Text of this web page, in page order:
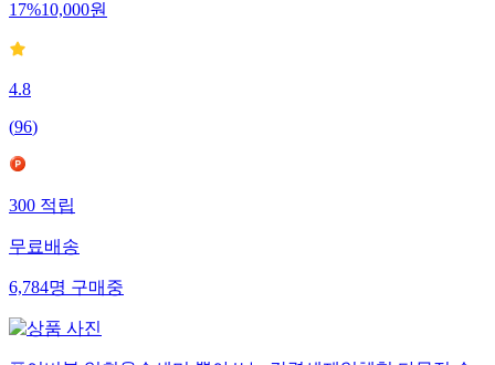
17%10,000원
4.8
(96)
300적립
무료배송
6,784명구매중